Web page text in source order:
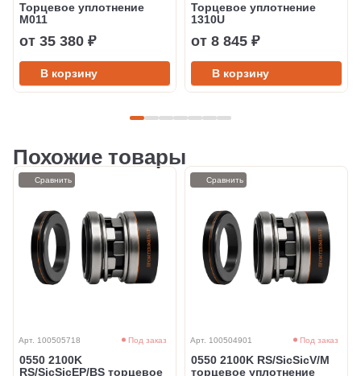
Торцевое уплотнение
M011
от 35 380 ₽
В корзину
Торцевое уплотнение
1310U
от 8 845 ₽
В корзину
Похожие товары
Арт. 100505718 Под заказ
0550 2100K
RS/SicSicEP/BS торцевое
Сравнить
Арт. 100504901 Под заказ
0550 2100K RS/SicSicV/M
торцевое уплотнение
Сравнить